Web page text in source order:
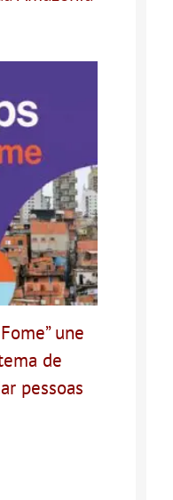
une
de
pessoas